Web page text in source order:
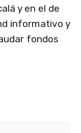
y en el de
informativo y
fondos